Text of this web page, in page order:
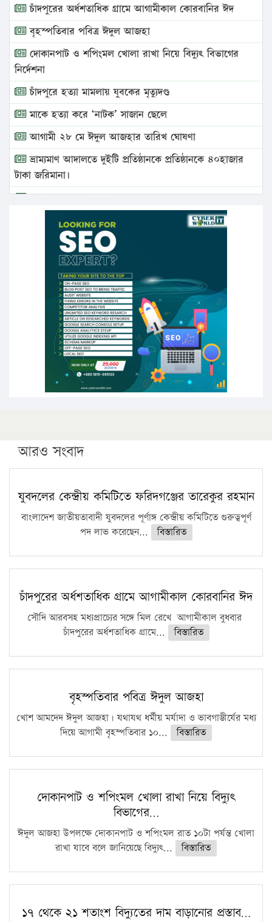
চাঁদপুরের অর্ধশতাধিক গ্রামে আগামীকাল কোরবানির ঈদ
বৃহস্পতিবার পবিত্র ঈদুল আজহা
দোকানপাট ও শপিংমল খোলা রাখা নিয়ে বিদ্যুৎ বিভাগের
নির্দেশনা
চাঁদপুরে হত্যা মামলায় যুবকের মৃত্যুদণ্ড
মাকে হত্যা করে ‘নাটক’ সাজান ছেলে
আগামী ২৮ মে ঈদুল আজহার তারিখ ঘোষণা
ভ্রাম্যমাণ আদালতে দুইটি প্রতিষ্ঠানকে প্রতিষ্ঠানকে ৪০হাজার
টাকা জরিমানা।
এবার লঞ্চের ভাড়া বাড়ল
১৭ থেকে ২১ শতাংশ বিদ্যুতের দাম বাড়ানোর প্রস্তাব পিডিবির
১৬ মে চাঁদপুর ও ২৫ মে ফেনী সফরে যাবেন প্রধানমন্ত্রী
উচ্চশিক্ষায় গৌরবময় অর্জন: পূর্ণ স্কলারশিপে যুক্তরাষ্ট্রে
পিএইচডি করছেন কুয়েটের কৃতি…
সারা দেশে বজ্রাঘাতে ১৪ জনের প্রাণহানি
কঠোর হচ্ছে এসএসসি ও এইচএসসি পরীক্ষা
ফরিদগঞ্জে আগুনে পুড়লো ৬ ব্যবসা প্রতিষ্ঠান
আরও সংবাদ
যুবদলের কেন্দ্রীয় কমিটিতে ফরিদগঞ্জের তারেকুর রহমান
বাংলাদেশ জাতীয়তাবাদী যুবদলের পূর্ণাঙ্গ কেন্দ্রীয় কমিটিতে গুরুত্বপূর্ণ
পদ লাভ করেছেন...
বিস্তারিত
চাঁদপুরের অর্ধশতাধিক গ্রামে আগামীকাল কোরবানির ঈদ
সৌদি আরবসহ মধ্যপ্রাচ্যের সঙ্গে মিল রেখে আগামীকাল বুধবার
চাঁদপুরের অর্ধশতাধিক গ্রামে...
বিস্তারিত
বৃহস্পতিবার পবিত্র ঈদুল আজহা
খোশ আমদেদ ঈদুল আজহা। যথাযথ ধর্মীয় মর্যাদা ও ভাবগাম্ভীর্যের মধ্য
দিয়ে আগামী বৃহস্পতিবার ১০...
বিস্তারিত
দোকানপাট ও শপিংমল খোলা রাখা নিয়ে বিদ্যুৎ
বিভাগের…
ঈদুল আজহা উপলক্ষে দোকানপাট ও শপিংমল রাত ১০টা পর্যন্ত খোলা
রাখা যাবে বলে জানিয়েছে বিদ্যুৎ...
বিস্তারিত
১৭ থেকে ২১ শতাংশ বিদ্যুতের দাম বাড়ানোর প্রস্তাব…